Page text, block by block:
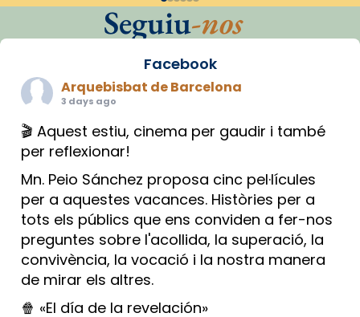
Seguiu-nos
Facebook
Arquebisbat de Barcelona
3 days ago
🎬 Aquest estiu, cinema per gaudir i també
per reflexionar!
Mn. Peio Sánchez proposa cinc pel·lícules
per a aquestes vacances. Històries per a
tots els públics que ens conviden a fer-nos
preguntes sobre l'acollida, la superació, la
convivència, la vocació i la nostra manera
de mirar els altres.
🍿 «El día de la revelación»